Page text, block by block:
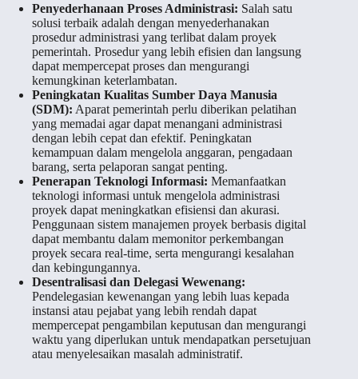
Penyederhanaan Proses Administrasi: Salah satu
solusi terbaik adalah dengan menyederhanakan
prosedur administrasi yang terlibat dalam proyek
pemerintah. Prosedur yang lebih efisien dan langsung
dapat mempercepat proses dan mengurangi
kemungkinan keterlambatan.
Peningkatan Kualitas Sumber Daya Manusia
(SDM): Aparat pemerintah perlu diberikan pelatihan
yang memadai agar dapat menangani administrasi
dengan lebih cepat dan efektif. Peningkatan
kemampuan dalam mengelola anggaran, pengadaan
barang, serta pelaporan sangat penting.
Penerapan Teknologi Informasi: Memanfaatkan
teknologi informasi untuk mengelola administrasi
proyek dapat meningkatkan efisiensi dan akurasi.
Penggunaan sistem manajemen proyek berbasis digital
dapat membantu dalam memonitor perkembangan
proyek secara real-time, serta mengurangi kesalahan
dan kebingungannya.
Desentralisasi dan Delegasi Wewenang:
Pendelegasian kewenangan yang lebih luas kepada
instansi atau pejabat yang lebih rendah dapat
mempercepat pengambilan keputusan dan mengurangi
waktu yang diperlukan untuk mendapatkan persetujuan
atau menyelesaikan masalah administratif.